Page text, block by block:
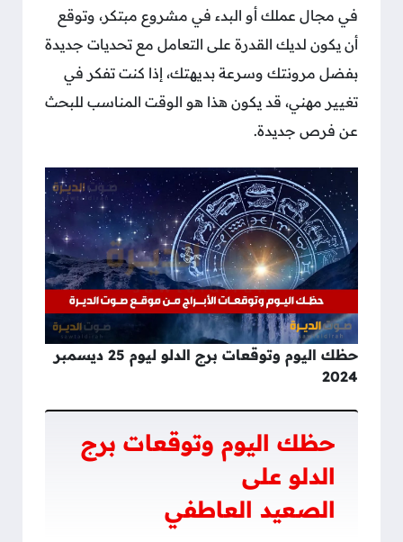
في مجال عملك أو البدء في مشروع مبتكر، وتوقع
أن يكون لديك القدرة على التعامل مع تحديات جديدة
بفضل مرونتك وسرعة بديهتك، إذا كنت تفكر في
تغيير مهني، قد يكون هذا هو الوقت المناسب للبحث
عن فرص جديدة.
حظك اليوم وتوقعات برج الدلو ليوم 25 ديسمبر
2024
حظك اليوم وتوقعات برج
الدلو على
الصعيد العاطفي